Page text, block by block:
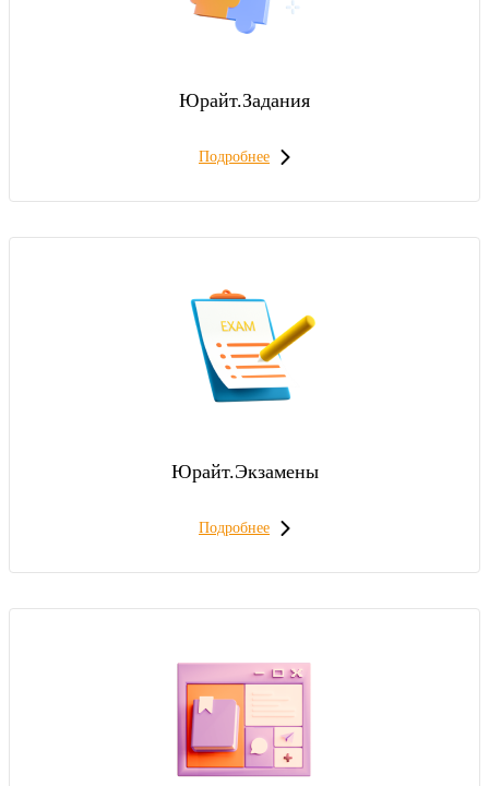
Юрайт.Задания
Подробнее
Юрайт.Экзамены
Подробнее